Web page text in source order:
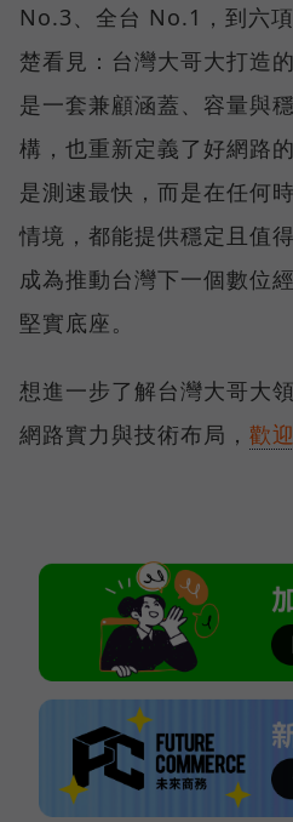
No.3、全台 No.1，到六
楚看見：台灣大哥大打造
是一套兼顧涵蓋、容量與
構，也重新定義了好網路
是測速最快，而是在任何
情境，都能提供穩定且值
成為推動台灣下一個數位
堅實底座。
想進一步了解台灣大哥大
網路實力與技術布局， 歡